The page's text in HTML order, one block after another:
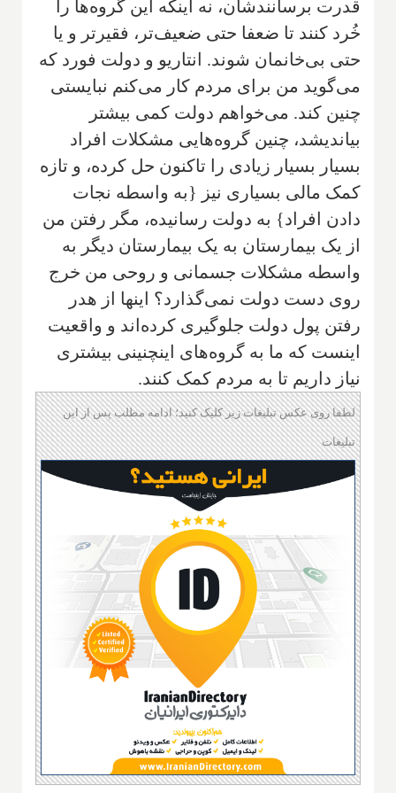
قدرت برسانندشان، نه اینکه این گروه‌ها را
خُرد کنند تا ضعفا حتی ضعیف‌تر، فقیرتر و یا
حتی بی‌خانمان شوند. انتاریو و دولت فورد که
می‌گوید من برای مردم کار می‌کنم نبایستی
چنین کند. می‌خواهم دولت کمی بیشتر
بیاندیشد، چنین گروه‌هایی مشکلات افراد
بسیار بسیار زیادی را تاکنون حل کرده، و تازه
کمک مالی بسیاری نیز {به واسطه نجات
دادن افراد} به دولت رسانیده، مگر رفتن من
از یک بیمارستان به یک بیمارستان دیگر به
واسطه مشکلات جسمانی و روحی من خرج
روی دست دولت نمی‌گذارد؟ اینها از هدر
رفتن پول دولت جلوگیری کرده‌اند و واقعیت
اینست که ما به گروه‌های اینچنینی بیشتری
نیاز داریم تا به مردم کمک کنند.
لطفا روی عکس تبلیغات زیر کلیک کنید؛ ادامه مطلب پس از این
تبلیغات